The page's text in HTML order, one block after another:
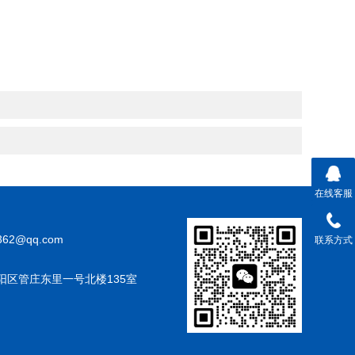
区管庄东里一号北楼135室
在线客服
联系方式